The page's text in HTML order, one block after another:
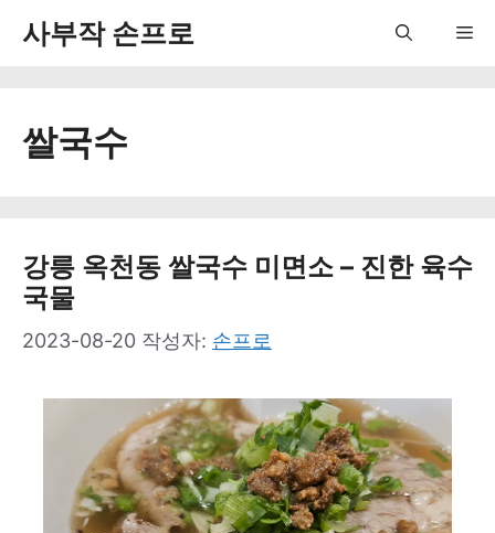
사부작 손프로
쌀국수
강릉 옥천동 쌀국수 미면소 – 진한 육수
국물
2023-08-20 작성자: 손프로